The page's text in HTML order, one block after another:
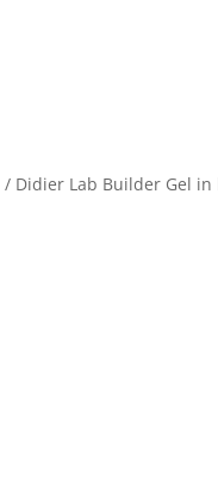
/ Didier Lab Builder Gel in